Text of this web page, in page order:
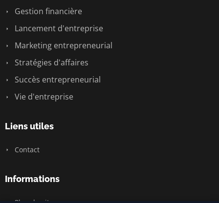
Gestion financière
Lancement d'entreprise
Marketing entrepreneurial
Stratégies d'affaires
Succès entrepreneurial
Vie d'entreprise
Liens utiles
Contact
Informations